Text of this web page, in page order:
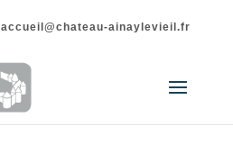
accueil@chateau-ainaylevieil.fr